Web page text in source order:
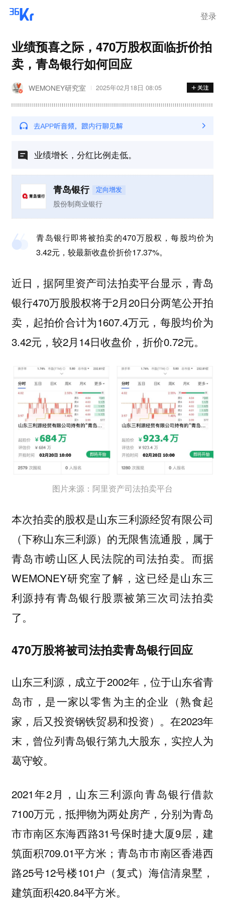
登录
业绩预喜之际，470万股权面临折价拍
卖，青岛银行如何回应
WEMONEY研究室 2025年02月18日 08:05
业绩增长，分红比例走低。
青岛银行 定向增发
股份制商业银行
青岛银行即将被拍卖的470万股权，每股均价为
3.42元，较最新收盘价折价17.37%。
近日，据阿里资产司法拍卖平台显示，青岛
银行470万股股权将于2月20日分两笔公开拍
卖，起拍价合计为1607.4万元，每股均价为
3.42元，较2月14日收盘价，折价0.72元。
图片来源：阿里资产司法拍卖平台
本次拍卖的股权是山东三利源经贸有限公司
（下称山东三利源）的无限售流通股，属于
青岛市崂山区人民法院的司法拍卖。而据
WEMONEY研究室了解，这已经是山东三
利源持有青岛银行股票被第三次司法拍卖
了。
470万股将被司法拍卖青岛银行回应
山东三利源，成立于2002年，位于山东省青
岛市，是一家以零售为主的企业（熟食起
家，后又投资钢铁贸易和投资）。在2023年
末，曾位列青岛银行第九大股东，实控人为
葛守蛟。
2021年2月，山东三利源向青岛银行借款
7100万元，抵押物为两处房产，分别为青岛
市市南区东海西路31号保时捷大厦9层，建
筑面积709.01平方米；青岛市市南区香港西
路25号12号楼101户（复式）海信清泉墅，
建筑面积420.84平方米。